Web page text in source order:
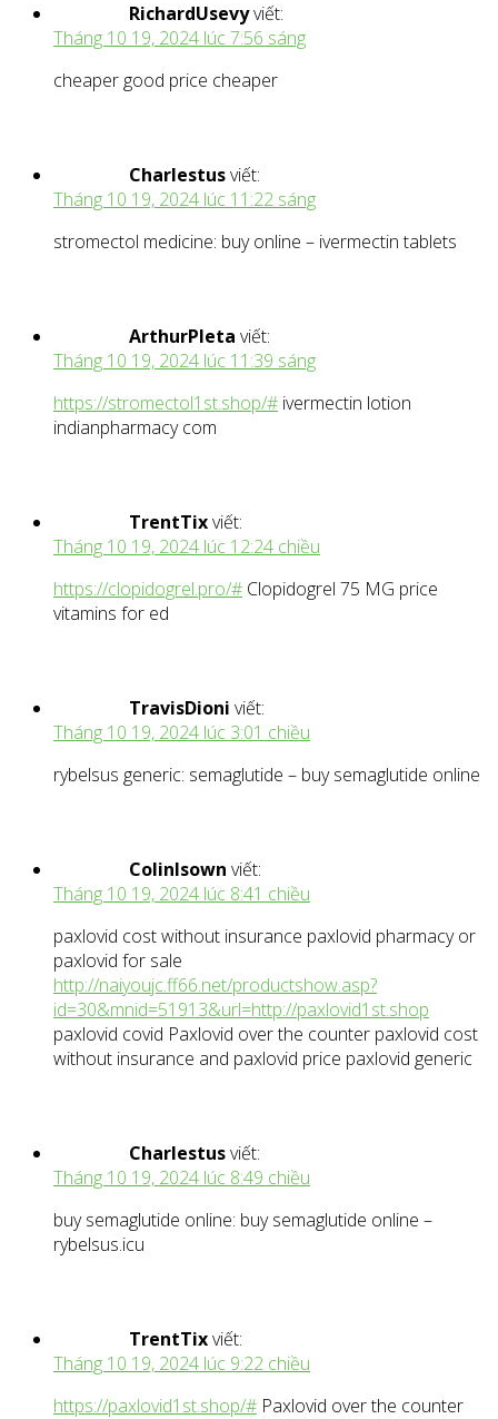
RichardUsevyviết:
Tháng 10 19, 2024 lúc 7:56 sáng
cheaper good price cheaper
Charlestusviết:
Tháng 10 19, 2024 lúc 11:22 sáng
stromectol medicine: buy online – ivermectin tablets
ArthurPleta viết:
Tháng 10 19, 2024 lúc 11:39 sáng
https://stromectol1st.shop/# ivermectin lotion
indianpharmacy com
TrentTixviết:
Tháng 10 19, 2024 lúc 12:24 chiều
https://clopidogrel.pro/# Clopidogrel 75 MG price
vitamins for ed
TravisDioni viết:
Tháng 10 19, 2024 lúc 3:01 chiều
rybelsus generic: semaglutide – buy semaglutide online
ColinIsown viết:
Tháng 10 19, 2024 lúc 8:41 chiều
paxlovid cost without insurance paxlovid pharmacy or
paxlovid for sale
http://naiyoujc.ff66.net/productshow.asp?
id=30&mnid=51913&url=http://paxlovid1st.shop
paxlovid covid Paxlovid over the counter paxlovid cost
without insurance and paxlovid price paxlovid generic
Charlestusviết:
Tháng 10 19, 2024 lúc 8:49 chiều
buy semaglutide online: buy semaglutide online –
rybelsus.icu
TrentTixviết:
Tháng 10 19, 2024 lúc 9:22 chiều
https://paxlovid1st.shop/# Paxlovid over the counter